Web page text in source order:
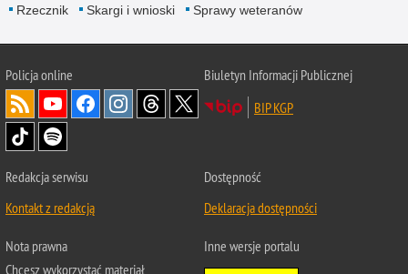
Rzecznik Skargi i wnioski Sprawy weteranów
Policjaonline
Biuletyn Informacji Publicznej
BIP KGP
Redakcja serwisu
Kontakt z redakcją
Dostępność
Deklaracja dostępności
Nota prawna
Chcesz wykorzystać materiał
Inne wersje portalu